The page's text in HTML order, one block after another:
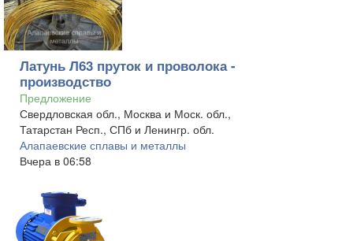
Латунь Л63 пруток и проволока -
производство
Предложение
Свердловская обл., Москва и Моск. обл.,
Татарстан Респ., СПб и Ленингр. обл.
Алапаевские сплавы и металлы
Вчера в 06:58